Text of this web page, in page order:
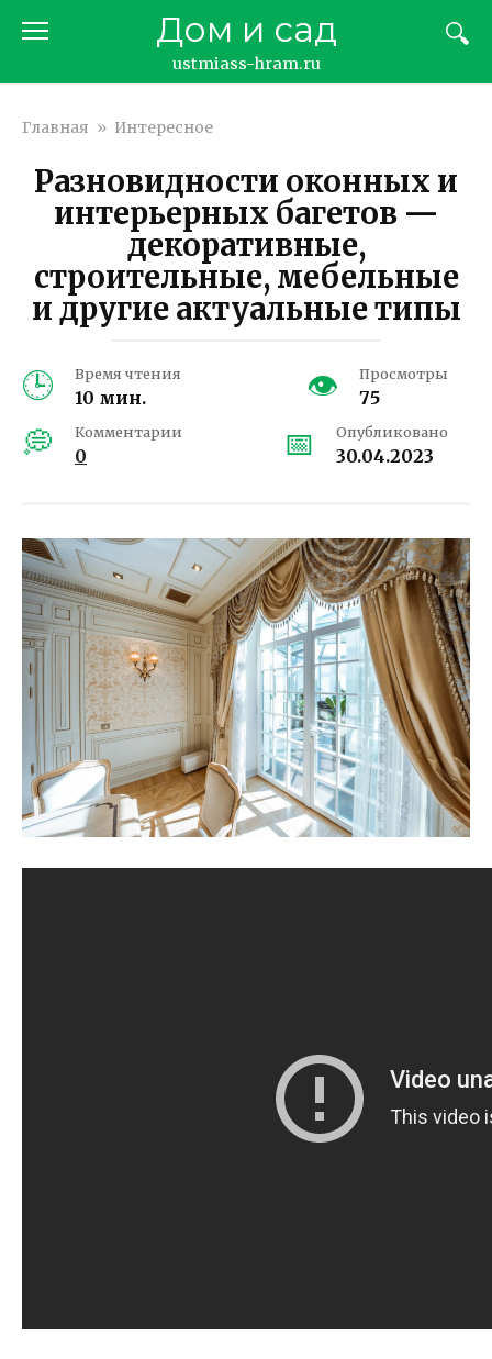
Дом и сад
ustmiass-hram.ru
Главная » Интересное
Разновидности оконных и
интерьерных багетов —
декоративные,
строительные, мебельные
и другие актуальные типы
Время чтения
10 мин.
Просмотры
75
Комментарии
0
Опубликовано
30.04.2023